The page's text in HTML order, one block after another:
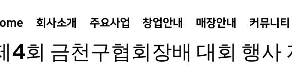
4회 금천구협회장배 대회 행사
sgr501767 2025년 10월 25일1분 분량
회사소개 주요사업 창업안내 매장안내 커뮤니티